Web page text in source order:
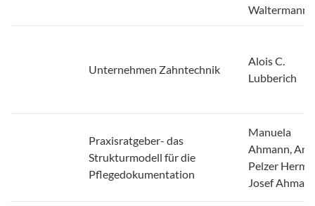
Waltermann
Unternehmen Zahntechnik
Alois C.
Lubberich
Praxisratgeber- das
Strukturmodell für die
Pflegedokumentation
Manuela
Ahmann,
Pelzer
Josef